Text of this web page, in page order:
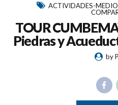
ACTIVIDADES-
TOUR
Piedras y
by